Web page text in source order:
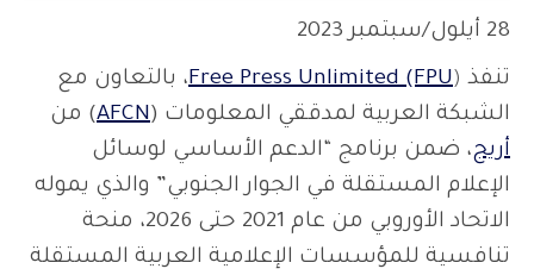
28 أيلول/سبتمبر 2023
تنفذ
Free Press Unlimited(FPU)
، بالتعاون مع
الشبكة العربية لمدققي المعلومات (AFCN) من
أريج، ضمن برنامج “الدعم الأساسي لوسائل
الإعلام المستقلة في الجوار الجنوبي” والذي يموله
الاتحاد الأوروبي من عام 2021 حتى 2026، منحة
تنافسية للمؤسسات الإعلامية العربية المستقلة